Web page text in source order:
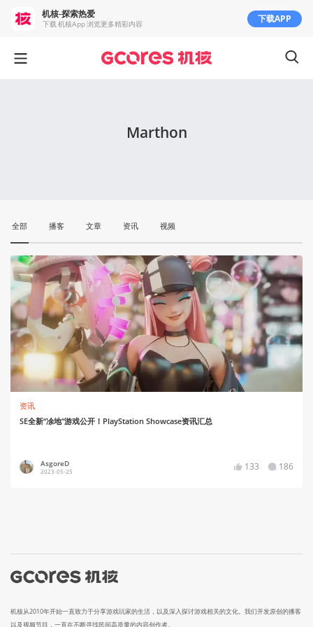
Marthon
全部 播客 文章 资讯 视频
资讯
SE全新“凃地”游戏公开！PlayStation Showcase资讯汇总
AsgoreD
2023-05-25 133 186
机核从2010年开始一直致力于分享游戏玩家的生活，以及深入探讨游戏相关的文化。我们开发原创的播客
以及视频节目，一直在不断寻找民间高质量的内容创作者。
机核-探索热爱
下载 机核App 浏览更多精彩内容 下载APP